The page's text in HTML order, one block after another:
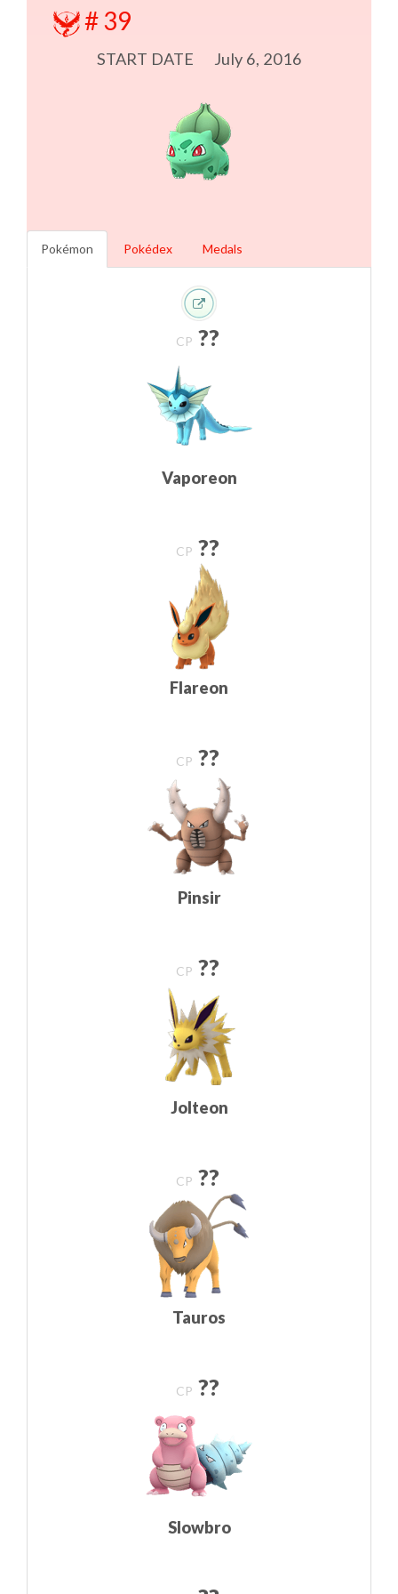
#39
START DATE July 6, 2016
Pokémon Pokédex Medals
CP ??
Vaporeon
CP ??
Flareon
CP ??
Pinsir
CP ??
Jolteon
CP ??
Tauros
CP ??
Slowbro